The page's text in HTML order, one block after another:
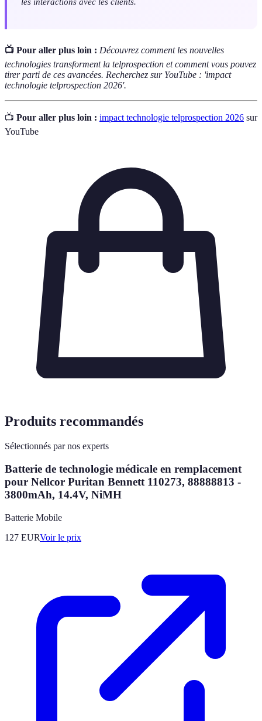
📺 Pour aller plus loin : Découvrez comment les nouvelles
technologies transforment la telprospection et comment vous pouvez
tirer parti de ces avancées. Recherchez sur YouTube : 'impact
technologie telprospection 2026'.
📺 Pour aller plus loin : impact technologie telprospection 2026 sur
YouTube
Produits recommandés
Sélectionnés par nos experts
Batterie de technologie médicale en remplacement
pour Nellcor Puritan Bennett 110273, 88888813 -
3800mAh, 14.4V, NiMH
Batterie Mobile
127 EURVoir le prix